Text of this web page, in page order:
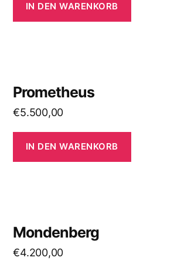
IN DEN WARENKORB
Prometheus
€5.500,00
IN DEN WARENKORB
Mondenberg
€4.200,00